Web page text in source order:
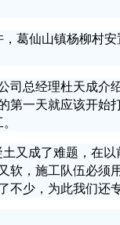
仙山镇杨柳村安
总经理杜天成介绍
第一天就应该开始
成了难题，在以
软，施工队伍必须
不少，为此我们还